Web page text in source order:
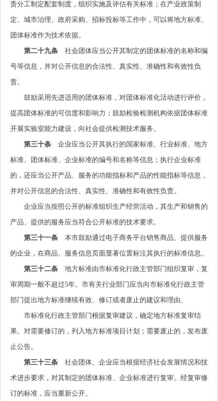
责分工制定配套制度，组织实施及评估有关标准；在产业政策制
定、城市治理、政府采购、招标投标等工作中，可以将地方标准、
团体标准作为技术依据。
第二十九条 社会团体应当公开其制定的团体标准的名称和编
号等信息，并对公开信息的合法性、真实性、准确性和有效性负
责。
鼓励采用先进适用的团体标准，对团体标准化活动进行评价，
提高团体标准的可信度和影响力；鼓励检验检测机构依据团体标准
开展实验室能力建设，向社会提供检测技术服务。
第三十条 企业应当公开其执行的国家标准、行业标准、地方
标准、团体标准、企业标准的编号和名称等信息；执行企业标准
的，还应当公开产品、服务的功能指标和产品的性能指标等信息，
并对公开信息的合法性、真实性、准确性和有效性负责。
企业应当按照公开的标准组织生产经营活动，其生产和销售的
产品、提供的服务应当符合公开标准的技术要求。
第三十一条 本市鼓励通过电子商务平台销售商品、提供服务
的企业，在商品、服务信息页面显著位置标注其执行的标准信息。
第三十二条 地方标准由市标准化行政主管部门组织复审，复
审周期一般不超过5年。市有关行业部门应当向市标准化行政主管
部门提出地方标准继续有效、修订或者废止的建议和理由。
市标准化行政主管部门根据复审建议，确定地方标准复审结
果。对需要修订的，列入地方标准项目计划；需要废止的，发布废
止公告。
第三十三条 社会团体、企业应当根据经济社会发展情况和技
术进步要求，对其制定的团体标准、企业标准进行复审。经复审修
订的标准，应当重新公开。